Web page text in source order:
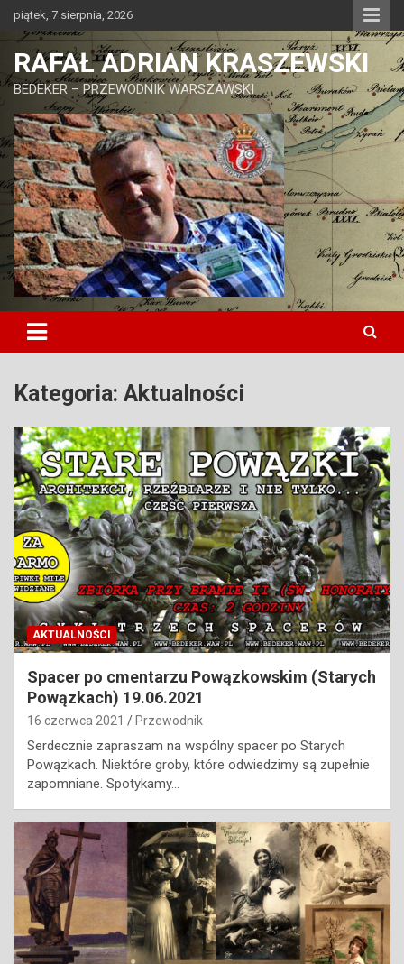
Skip
content
piątek, 7 sierpnia, 2026
RAFAŁ ADRIAN KRASZEWSKI
BEDEKER – PRZEWODNIK WARSZAWSKI
Kategoria: Aktualności
AKTUALNOŚCI
Spacer po cmentarzu Powązkowskim (Starych
Powązkach) 19.06.2021
16 czerwca 2021 Przewodnik
Serdecznie zapraszam na wspólny spacer po Starych
Powązkach. Niektóre groby, które odwiedzimy są zupełnie
zapomniane. Spotykamy…